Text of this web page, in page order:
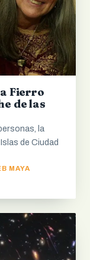
Fierro
de las
la
de Ciudad
MAYA